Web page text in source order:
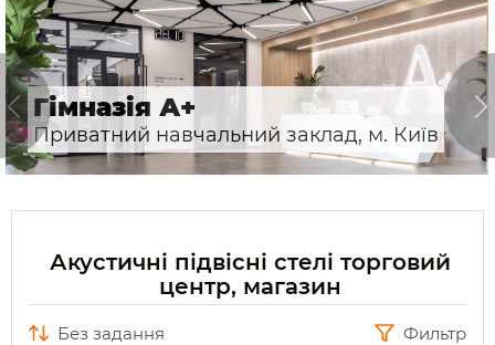
Гімназія А+
Приватний навчальний заклад, м. Київ
Акустичні підвісні стелі торговий
центр, магазин
без задання Фильтр